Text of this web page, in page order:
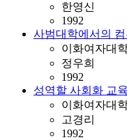
한영신
1992
사범대학에서의
이화여자대
정우희
1992
성역할 사회화 교
이화여자대
고경리
1992